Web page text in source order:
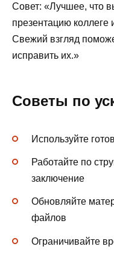
Совет: «Лучшее, что
презентацию коллеге
Свежий взгляд
исправить их.»
Советы по
Используйте
Работайте по
заключение
Обновляйте
файлов
Ограничивайте